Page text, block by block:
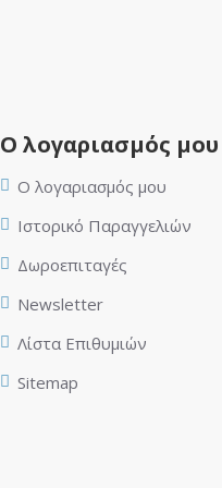
Ο λογαριασμός μου
Ο λογαριασμός μου
Ιστορικό Παραγγελιών
Δωροεπιταγές
Newsletter
Λίστα Επιθυμιών
Sitemap